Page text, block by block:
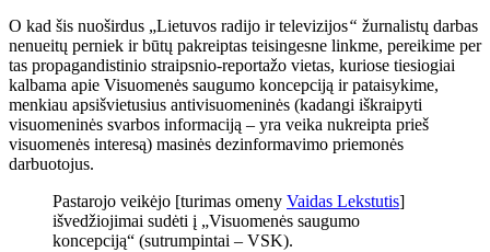
O kad šis nuoširdus „Lietuvos radijo ir televizijos“ žurnalistų darbas
nenueitų perniek ir būtų pakreiptas teisingesne linkme, pereikime per
tas propagandistinio straipsnio-reportažo vietas, kuriose tiesiogiai
kalbama apie Visuomenės saugumo koncepciją ir pataisykime,
menkiau apsišvietusius antivisuomeninės (kadangi iškraipyti
visuomeninės svarbos informaciją – yra veika nukreipta prieš
visuomenės interesą) masinės dezinformavimo priemonės
darbuotojus.
Pastarojo veikėjo [turimas omeny Vaidas Lekstutis]
išvedžiojimai sudėti į „Visuomenės saugumo
koncepciją“ (sutrumpintai – VSK).